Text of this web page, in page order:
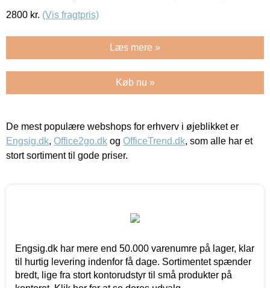
2800 kr. (Vis fragtpris)
Læs mere »
Køb nu »
De mest populære webshops for erhverv i øjeblikket er
Engsig.dk, Office2go.dk og OfficeTrend.dk, som alle har et
stort sortiment til gode priser.
Engsig.dk har mere end 50.000 varenumre på lager, klar
til hurtig levering indenfor få dage. Sortimentet spænder
bredt, lige fra stort kontorudstyr til små produkter på